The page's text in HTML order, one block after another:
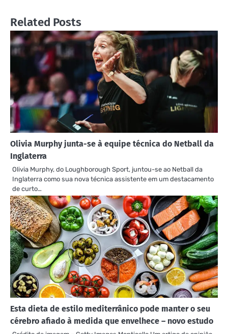
Related Posts
Olivia Murphy junta-se à equipe técnica do Netball da
Inglaterra
Olivia Murphy, do Loughborough Sport, juntou-se ao Netball da
Inglaterra como sua nova técnica assistente em um destacamento
de curto…
Esta dieta de estilo mediterrânico pode manter o seu
cérebro afiado à medida que envelhece – novo estudo